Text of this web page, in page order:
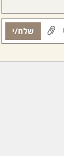
שלח/י